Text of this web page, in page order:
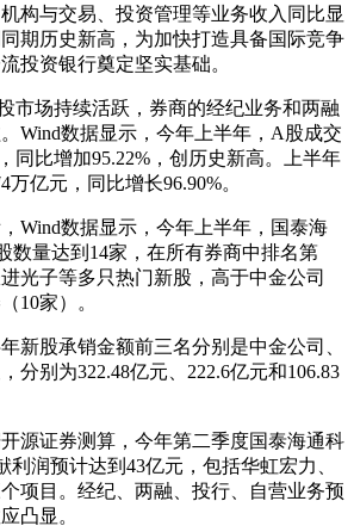
构与交易、投资管理等业务收入同比显
期历史新高，为加快打造具备国际竞争
投资银行奠定坚实基础。
市场持续活跃，券商的经纪业务和两融
Wind数据显示，今年上半年，A股成交
同比增加95.22%，创历史新高。上半年
亿元，同比增长96.90%。
Wind数据显示，今年上半年，国泰海
数量达到14家，在所有券商中排名第
光子等多只热门新股，高于中金公司
10家）。
新股承销金额前三名分别是中金公司、
分别为322.48亿元、222.6亿元和106.83
源证券测算，今年第二季度国泰海通科
利润预计达到43亿元，包括华虹宏力、
项目。经纪、两融、投行、自营业务预
凸显。